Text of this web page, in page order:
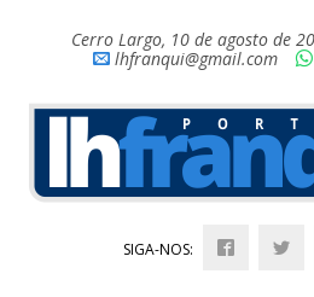
Cerro Largo, 10 de agosto de
lhfranqui@gmail.com
SIGA-NOS: